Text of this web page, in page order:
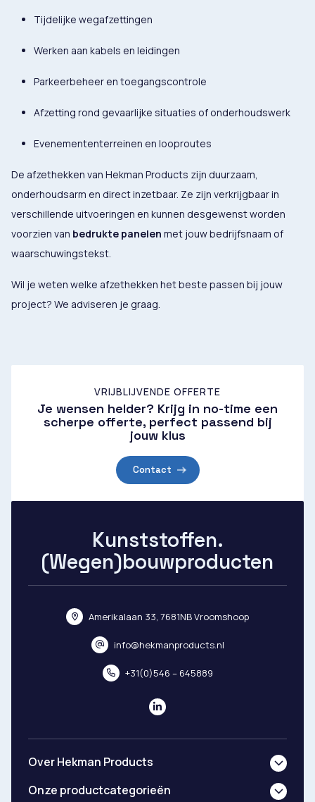
Tijdelijke wegafzettingen
Werken aan kabels en leidingen
Parkeerbeheer en toegangscontrole
Afzetting rond gevaarlijke situaties of onderhoudswerk
Evenemententerreinen en looproutes
De afzethekken van Hekman Products zijn duurzaam,
onderhoudsarm en direct inzetbaar. Ze zijn verkrijgbaar in
verschillende uitvoeringen en kunnen desgewenst worden
voorzien van bedrukte panelen met jouw bedrijfsnaam of
waarschuwingstekst.
Wil je weten welke afzethekken het beste passen bij jouw
project? We adviseren je graag.
VRIJBLIJVENDE OFFERTE
Je wensen helder? Krijg in no-time een
scherpe offerte, perfect passend bij
jouw klus
Contact
Kunststoffen.
(Wegen)bouwproducten
Amerikalaan 33, 7681NB Vroomshoop
info@hekmanproducts.nl
+31(0)546 – 645889
Over Hekman Products
Onze productcategorieën